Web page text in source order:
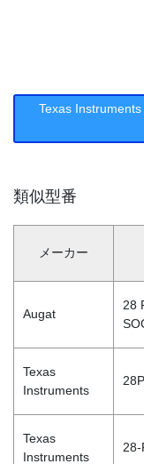
Texas
類似型番
メーカー
Augat
28
Texas
Instruments
Texas
Instruments
28-